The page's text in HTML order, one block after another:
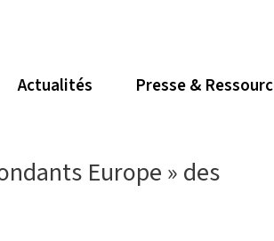
Actualités Presse &
Europe » des